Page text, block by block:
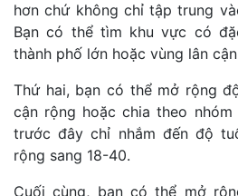
hơn chứ không chỉ tập trung
Bạn có thể tìm khu vực có
thành phố lớn hoặc vùng lân
Thứ hai, bạn có thể mở rộng
cận rộng hoặc chia theo nhóm
trước đây chỉ nhắm đến độ
rộng sang 18-40.
Cuối cùng, bạn có thể mở